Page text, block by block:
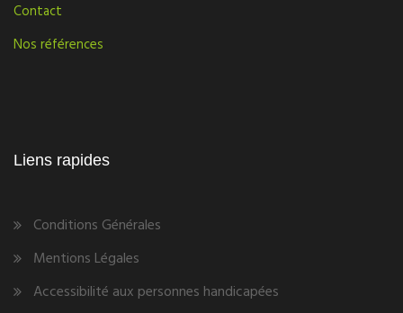
Contact
Nos références
Liens rapides
Conditions Générales
Mentions Légales
Accessibilité aux personnes handicapées